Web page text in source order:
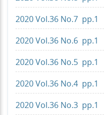
2020 Vol.36 No.7 pp.1
2020 Vol.36 No.6 pp.1
2020 Vol.36 No.5 pp.1
2020 Vol.36 No.4 pp.1
2020 Vol.36 No.3 pp.1